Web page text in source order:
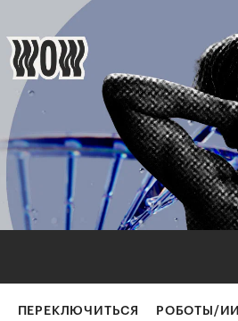
ПЕРЕКЛЮЧИТЬСЯ РОБОТЫ/ИИ